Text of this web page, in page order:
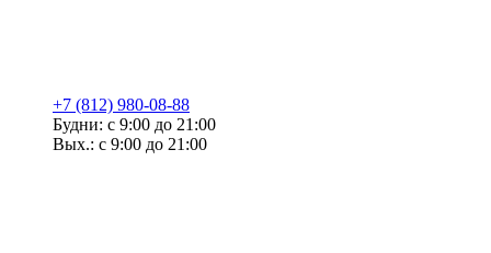
+7 (812) 980-08-88
Будни: с 9:00 до 21:00
Вых.: с 9:00 до 21:00